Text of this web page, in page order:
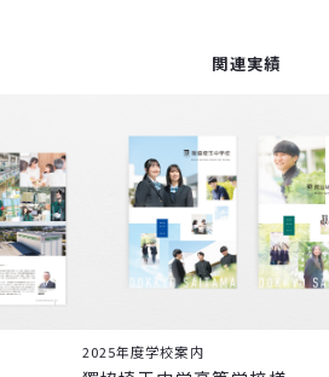
関連実績
2025年度学校案内